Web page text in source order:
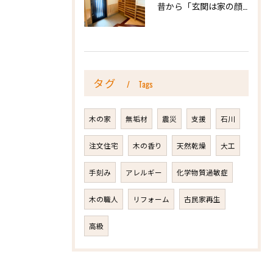
タグ Tags
木の家 無垢材 震災 支援 石川
注文住宅 木の香り 天然乾燥 大工
手刻み アレルギー 化学物質過敏症
木の職人 リフォーム 古民家再生
高級